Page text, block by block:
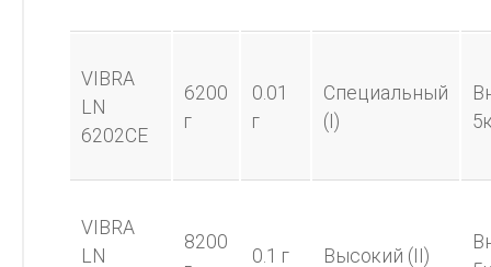
VIBRA
LN
6202CE
6200
г
0.01
г
Специальный
(I)
VIBRA
LN
8200
0.1 г Высокий (II)